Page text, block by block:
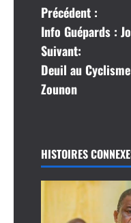
N
a
v
i
a
t
Précédent :
Info Guépards :
Suivant:
Deuil au
Zounon
HISTOIRES